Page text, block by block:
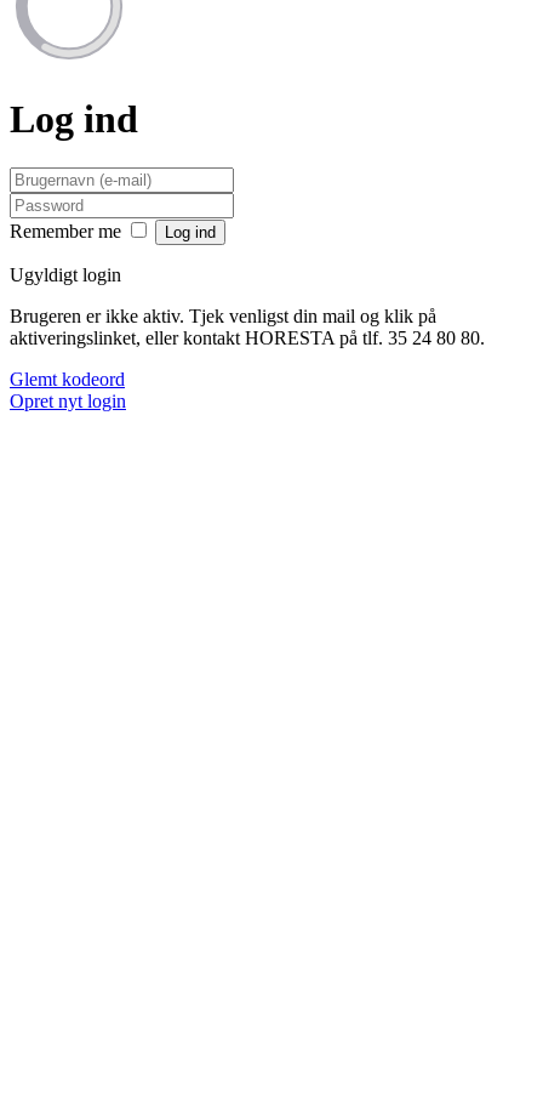
Log ind
Remember me
Ugyldigt login
Brugeren er ikke aktiv. Tjek venligst din mail og klik på
aktiveringslinket, eller kontakt HORESTA på tlf. 35 24 80 80.
Glemt kodeord
Opret nyt login